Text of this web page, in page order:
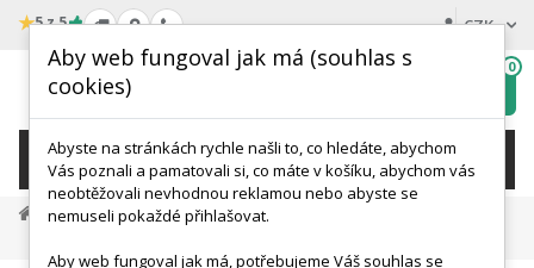
★5 z 5 CZK
wishlist
0
KATEGORIE
Výukové Plakáty A Knihy
Aby web fungoval jak má (souhlas s
cookies)
Abyste na stránkách rychle našli to, co hledáte, abychom
Vás poznali a pamatovali si, co máte v košíku, abychom vás
neobtěžovali nevhodnou reklamou nebo abyste se
nemuseli pokaždé přihlašovat.
Aby web fungoval jak má, potřebujeme Váš souhlas se